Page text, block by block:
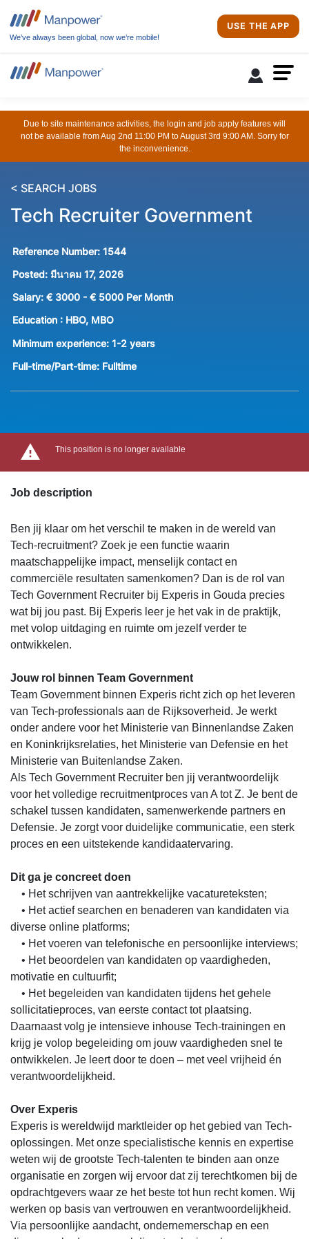
We’ve always been global, now we’re mobile!
USE THE APP
Due to site maintenance activities, the login and job apply features will
not be available from Aug 2nd 11:00 PM to August 3rd 9:00 AM. Sorry for
the inconvenience.
< SEARCH JOBS
Tech Recruiter Government
Reference Number: 1544
Posted: มีนาคม 17, 2026
Salary: € 3000 - € 5000 Per Month
Education : HBO, MBO
Minimum experience: 1-2 years
Full-time/Part-time: Fulltime
This position is no longer available
Job description
Ben jij klaar om het verschil te maken in de wereld van
Tech-recruitment? Zoek je een functie waarin
maatschappelijke impact, menselijk contact en
commerciële resultaten samenkomen? Dan is de rol van
Tech Government Recruiter bij Experis in Gouda precies
wat bij jou past. Bij Experis leer je het vak in de praktijk,
met volop uitdaging en ruimte om jezelf verder te
ontwikkelen.
Jouw rol binnen Team Government
Team Government binnen Experis richt zich op het leveren
van Tech-professionals aan de Rijksoverheid. Je werkt
onder andere voor het Ministerie van Binnenlandse Zaken
en Koninkrijksrelaties, het Ministerie van Defensie en het
Ministerie van Buitenlandse Zaken.
Als Tech Government Recruiter ben jij verantwoordelijk
voor het volledige recruitmentproces van A tot Z. Je bent de
schakel tussen kandidaten, samenwerkende partners en
Defensie. Je zorgt voor duidelijke communicatie, een sterk
proces en een uitstekende kandidaatervaring.
Dit ga je concreet doen
• Het schrijven van aantrekkelijke vacatureteksten;
• Het actief searchen en benaderen van kandidaten via
diverse online platforms;
• Het voeren van telefonische en persoonlijke interviews;
• Het beoordelen van kandidaten op vaardigheden,
motivatie en cultuurfit;
• Het begeleiden van kandidaten tijdens het gehele
sollicitatieproces, van eerste contact tot plaatsing.
Daarnaast volg je intensieve inhouse Tech-trainingen en
krijg je volop begeleiding om jouw vaardigheden snel te
ontwikkelen. Je leert door te doen – met veel vrijheid én
verantwoordelijkheid.
Over Experis
Experis is wereldwijd marktleider op het gebied van Tech-
oplossingen. Met onze specialistische kennis en expertise
weten wij de grootste Tech-talenten te binden aan onze
organisatie en zorgen wij ervoor dat zij terechtkomen bij de
opdrachtgevers waar ze het beste tot hun recht komen. Wij
werken op basis van vertrouwen en verantwoordelijkheid.
Via persoonlijke aandacht, ondernemerschap en een